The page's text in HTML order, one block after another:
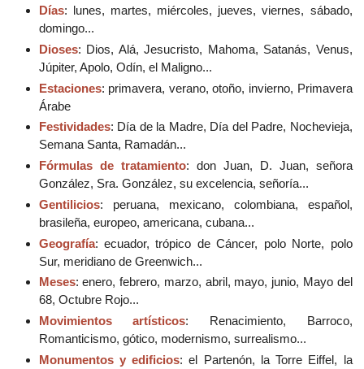
Días: lunes, martes, miércoles, jueves, viernes, sábado,
domingo...
Dioses: Dios, Alá, Jesucristo, Mahoma, Satanás, Venus,
Júpiter, Apolo, Odín, el Maligno...
Estaciones: primavera, verano, otoño, invierno, Primavera
Árabe
Festividades: Día de la Madre, Día del Padre, Nochevieja,
Semana Santa, Ramadán...
Fórmulas de tratamiento: don Juan, D. Juan, señora
González, Sra. González, su excelencia, señoría...
Gentilicios: peruana, mexicano, colombiana, español,
brasileña, europeo, americana, cubana...
Geografía: ecuador, trópico de Cáncer, polo Norte, polo
Sur, meridiano de Greenwich...
Meses: enero, febrero, marzo, abril, mayo, junio, Mayo del
68, Octubre Rojo...
Movimientos artísticos: Renacimiento, Barroco,
Romanticismo, gótico, modernismo, surrealismo...
Monumentos y edificios: el Partenón, la Torre Eiffel, la